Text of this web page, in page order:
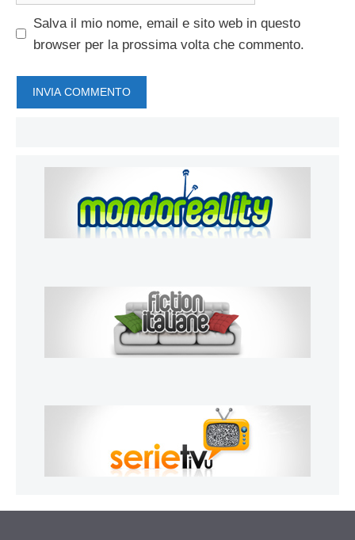
Salva il mio nome, email e sito web in questo
browser per la prossima volta che commento.